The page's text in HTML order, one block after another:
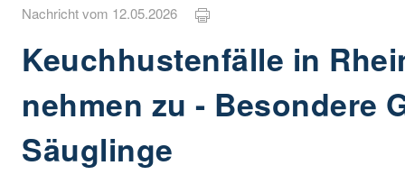
Nachricht vom 12.05.2026
Keuchhustenfälle in
nehmen zu - Besondere
Säuglinge